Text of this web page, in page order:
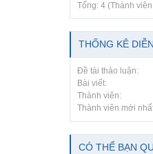
Tổng: 4 (Thành
THỐNG KÊ
Đề tài thảo luận:
Bài viết:
Thành viên:
Thành viên mới
CÓ THỂ BẠN